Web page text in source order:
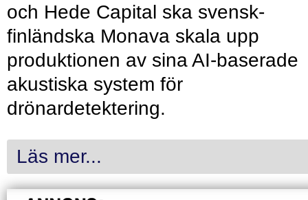
och Hede Capital ska svensk-
finländska Monava skala upp
produktionen av sina AI-baserade
akustiska system för
drönardetektering.
Läs mer...